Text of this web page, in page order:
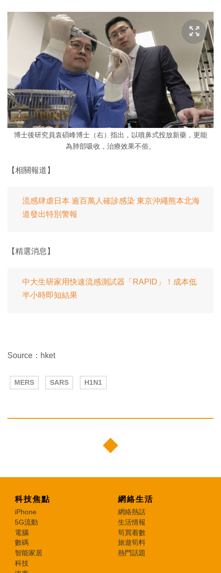
博士後研究員袁碩峰博士（右）指出，以噴鼻式投放新藥，更能
為肺部吸收，治療效果不俗。
【相關報道】
流感肆虐日本 逾百萬人確診感染 東京沖繩熊本北海
道發出特別警報
【精選消息】
中大生研家用快速流感測試器「RAPID」！成本低
半小時即知結果
Source：hket
MERS SARS H1N1
科技焦點
iPhone
5G流動
電腦
數碼
智能家居
科技
網絡生活
網絡熱話
生活情報
筍買着數
旅遊筍料
熱門話題